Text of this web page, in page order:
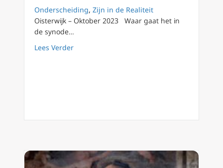
Onderscheiding, Zijn in de Realiteit
Oisterwijk – Oktober 2023 Waar gaat het in
de synode…
Lees Verderabout Wat wil de paus echt? Mgr.Rob